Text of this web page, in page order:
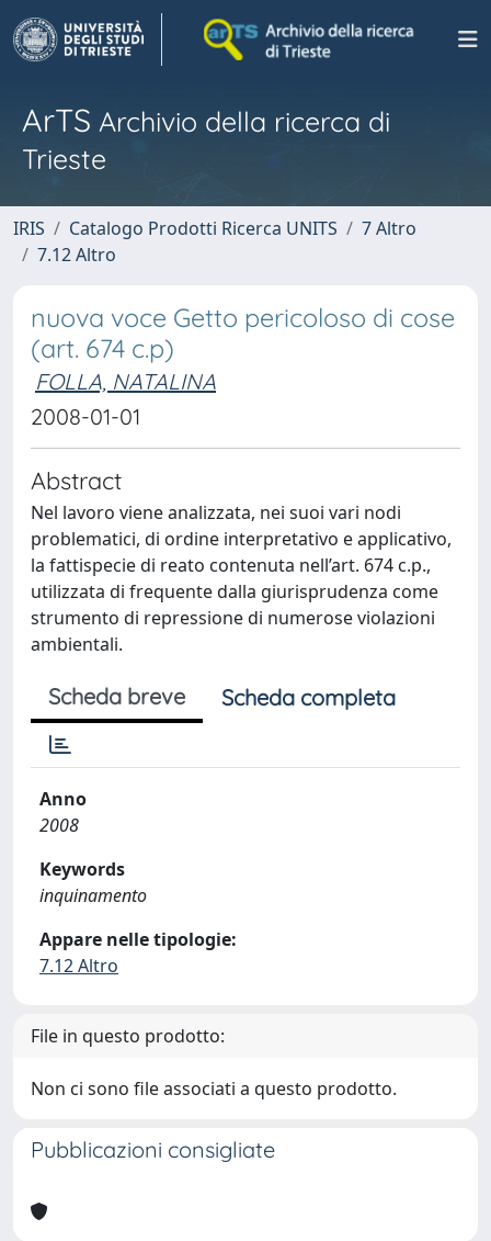
ArTS Archivio della ricerca di
Trieste
IRIS Catalogo Prodotti Ricerca UNITS
7 Altro
7.12 Altro
nuova voce Getto pericoloso di cose
(art. 674 c.p)
FOLLA, NATALINA
2008-01-01
Abstract
Nel lavoro viene analizzata, nei suoi vari nodi
problematici, di ordine interpretativo e applicativo,
la fattispecie di reato contenuta nell’art. 674 c.p.,
utilizzata di frequente dalla giurisprudenza come
strumento di repressione di numerose violazioni
ambientali.
Scheda breve Scheda completa
Anno
2008
Keywords
inquinamento
Appare nelle tipologie:
7.12 Altro
File in questo prodotto:
Non ci sono file associati a questo prodotto.
Pubblicazioni consigliate